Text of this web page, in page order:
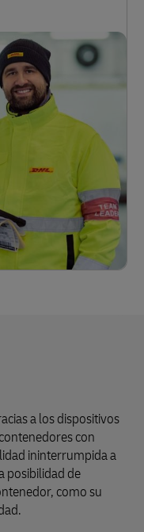
a los dispositivos
con
ininterrumpida a
posibilidad de
como su